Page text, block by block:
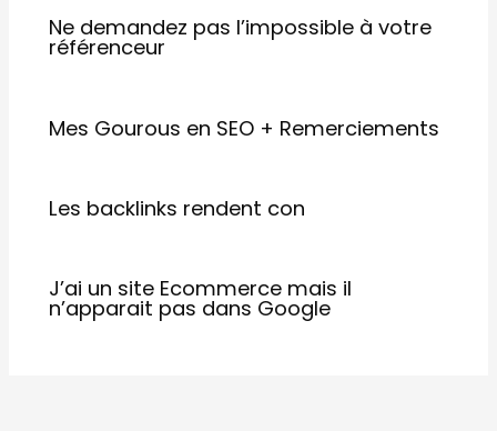
Ne demandez pas l’impossible à votre
référenceur
Mes Gourous en SEO + Remerciements
Les backlinks rendent con
J’ai un site Ecommerce mais il
n’apparait pas dans Google